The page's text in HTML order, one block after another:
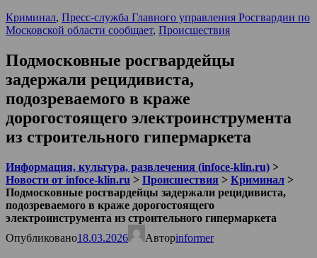
Криминал, Пресс-служба Главного управления Росгвардии по
Московской области сообщает, Происшествия
Подмосковные росгвардейцы
задержали рецидивиста,
подозреваемого в краже
дорогостоящего электроинструмента
из строительного гипермаркета
Информация, культура, развлечения (infoce-klin.ru) >
Новости от infoce-klin.ru > Происшествия > Криминал >
Подмосковные росгвардейцы задержали рецидивиста,
подозреваемого в краже дорогостоящего
электроинструмента из строительного гипермаркета
Опубликовано18.03.2026 Авторinformer